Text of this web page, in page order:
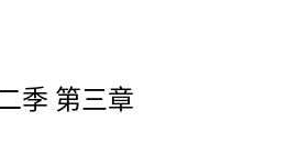
季 第三章